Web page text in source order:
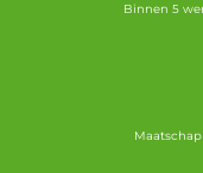
Binnen 5